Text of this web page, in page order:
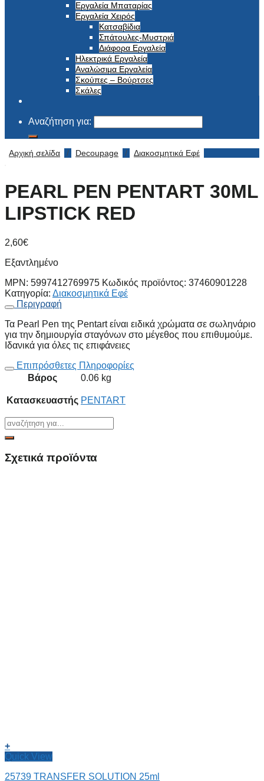
Εργαλεία Μπαταρίας
Εργαλεία Χειρός
Κατσαβίδια
Σπάτουλες-Μυστριά
Διάφορα Εργαλεία
Ηλεκτρικά Εργαλεία
Αναλώσιμα Εργαλεία
Σκούπες – Βούρτσες
Σκάλες
Αναζήτηση για:
Αρχική σελίδα / Decoupage / Διακοσμητικά Εφέ
PEARL PEN PENTART 30ML
LIPSTICK RED
2,60€
Εξαντλημένο
MPN: 5997412769975 Κωδικός προϊόντος: 37460901228
Κατηγορία: Διακοσμητικά Εφέ
Περιγραφή
Τα Pearl Pen της Pentart είναι ειδικά χρώματα σε σωληνάριο
για την δημιουργία σταγόνων στο μέγεθος που επιθυμούμε.
Ιδανικά για όλες τις επιφάνειες
Επιπρόσθετες Πληροφορίες
Βάρος
0.06 kg
Κατασκευαστής PENTART
Σχετικά προϊόντα
+
Quick View
25739 TRANSFER SOLUTION 25ml